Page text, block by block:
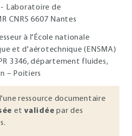
Laboratoire de
CNRS 6607 Nantes
à l'École nationale
et d'aérotechnique (ENSMA)
3346, département fluides,
– Poitiers
ressource documentaire
et validée par des